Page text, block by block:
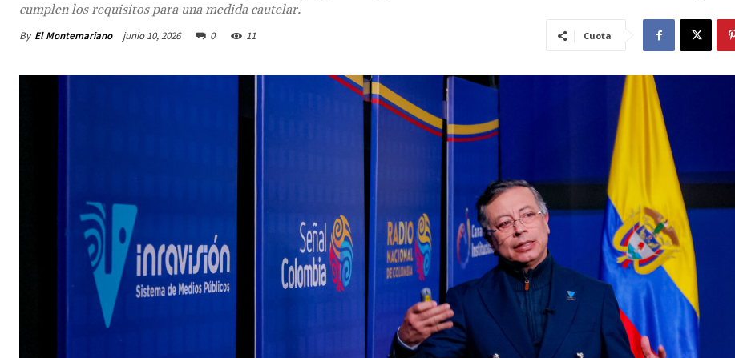
cumplen los requisitos para una medida cautelar.
By El Montemariano junio 10, 2026 0 11 Cuota